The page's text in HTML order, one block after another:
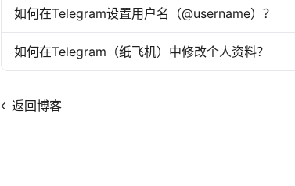
如何在Telegram设置用户名（@username）？
如何在Telegram（纸飞机）中修改个人资料？
返回博客